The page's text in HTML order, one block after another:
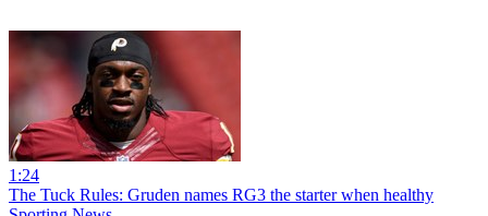
1:24
The Tuck Rules: Gruden names RG3 the starter when healthy